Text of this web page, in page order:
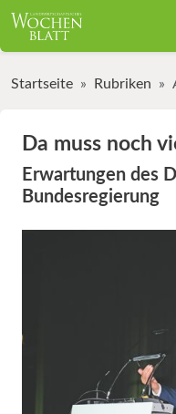
Startseite Rubriken
Da muss noch
Erwartungen des
Bundesregierung